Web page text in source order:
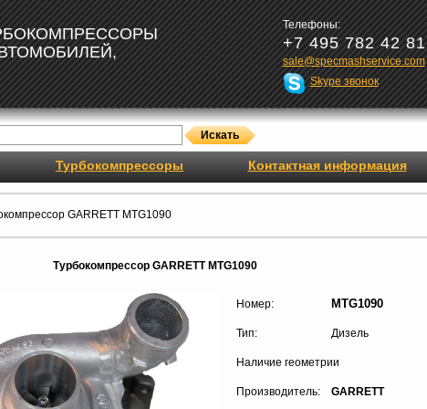
Телефоны:
+7 495 782 42 81
sale@specmashservice.com
Skype звонок
Турбокомпрессоры Контактная информация
GARRETT MTG1090
Турбокомпрессор GARRETT MTG1090
Номер: MTG1090
Тип: Дизель
Наличие геометрии
Производитель: GARRETT